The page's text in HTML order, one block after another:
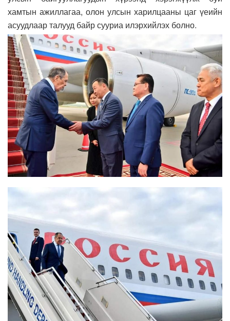
хамтын ажиллагаа, олон улсын харилцааны цаг үеийн
асуудлаар талууд байр сууриа илэрхийлэх болно.